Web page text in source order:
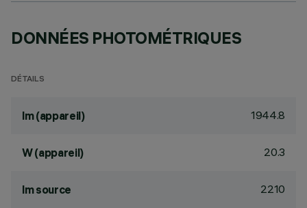
DONNÉES PHOTOMÉTRIQUES
DÉTAILS
lm (appareil) 1944.8
W (appareil) 20.3
lm source 2210